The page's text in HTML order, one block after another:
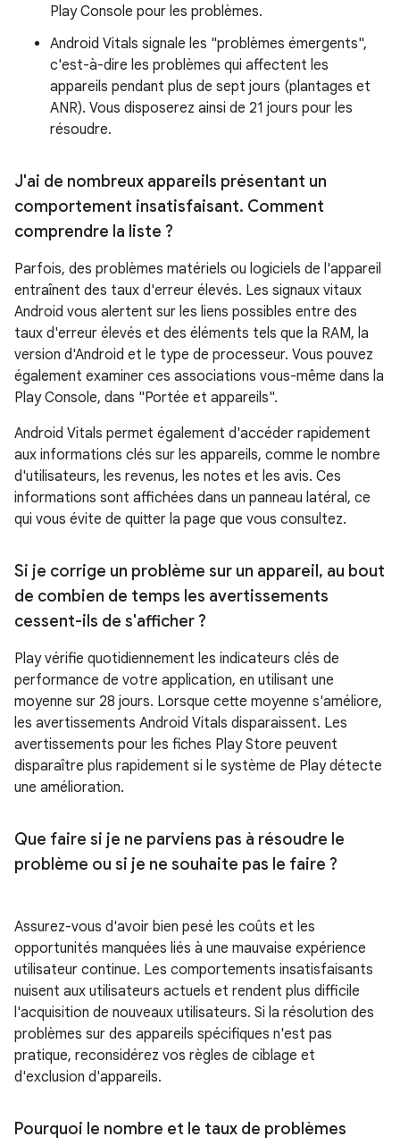
Play Console pour les problèmes.
Android Vitals signale les "problèmes émergents",
c'est-à-dire les problèmes qui affectent les
appareils pendant plus de sept jours (plantages et
ANR). Vous disposerez ainsi de 21 jours pour les
résoudre.
J'ai de nombreux appareils présentant un
comportement insatisfaisant. Comment
comprendre la liste ?
Parfois, des problèmes matériels ou logiciels de l'appareil
entraînent des taux d'erreur élevés. Les signaux vitaux
Android vous alertent sur les liens possibles entre des
taux d'erreur élevés et des éléments tels que la RAM, la
version d'Android et le type de processeur. Vous pouvez
également examiner ces associations vous-même dans la
Play Console, dans "Portée et appareils".
Android Vitals permet également d'accéder rapidement
aux informations clés sur les appareils, comme le nombre
d'utilisateurs, les revenus, les notes et les avis. Ces
informations sont affichées dans un panneau latéral, ce
qui vous évite de quitter la page que vous consultez.
Si je corrige un problème sur un appareil , au bout
de combien de temps les avertissements
cessent-ils de s'afficher ?
Play vérifie quotidiennement les indicateurs clés de
performance de votre application, en utilisant une
moyenne sur 28 jours. Lorsque cette moyenne s'améliore,
les avertissements Android Vitals disparaissent. Les
avertissements pour les fiches Play Store peuvent
disparaître plus rapidement si le système de Play détecte
une amélioration.
Que faire si je ne parviens pas à résoudre le
problème ou si je ne souhaite pas le faire ?
Assurez-vous d'avoir bien pesé les coûts et les
opportunités manquées liés à une mauvaise expérience
utilisateur continue. Les comportements insatisfaisants
nuisent aux utilisateurs actuels et rendent plus difficile
l'acquisition de nouveaux utilisateurs. Si la résolution des
problèmes sur des appareils spécifiques n'est pas
pratique, reconsidérez vos règles de ciblage et
d'exclusion d'appareils.
Pourquoi le nombre et le taux de problèmes